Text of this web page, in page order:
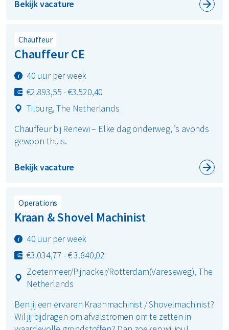
Bekijk vacature
Chauffeur
Chauffeur CE
40 uur per week
€2.893,55 - €3.520,40
Tilburg, The Netherlands
Chauffeur bij Renewi – Elke dag onderweg, ’s avonds
gewoon thuis.
Bekijk vacature
Operations
Kraan & Shovel Machinist
40 uur per week
€3.034,77 - € 3.840,02
Zoetermeer/Pijnacker/Rotterdam(Vareseweg), The
Netherlands
Ben jij een ervaren Kraanmachinist / Shovelmachinist?
Wil jij bijdragen om afvalstromen om te zetten in